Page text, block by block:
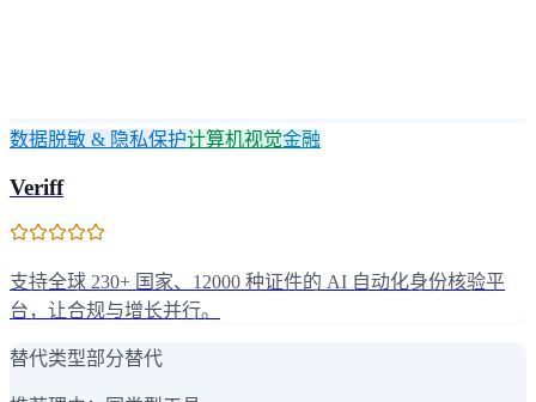
数据脱敏 & 隐私保护计算机视觉金融
Veriff
支持全球 230+ 国家、12000 种证件的 AI 自动化身份核验平
台，让合规与增长并行。
替代类型部分替代